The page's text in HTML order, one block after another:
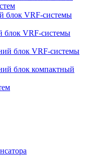
блок VRF-системы
блок VRF-системы
блок VRF-системы
блок компактный